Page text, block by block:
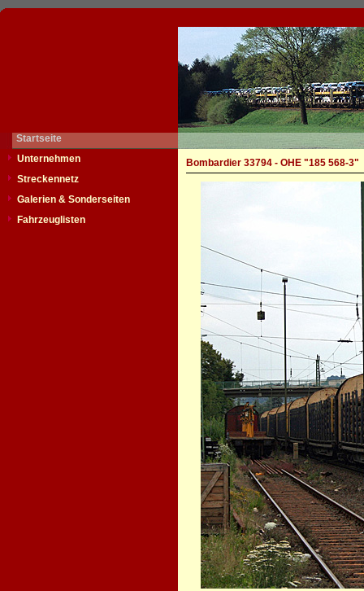
Startseite
Unternehmen
Streckennetz
Galerien & Sonderseiten
Fahrzeuglisten
Bombardier 33794 - OHE "185 568-3"